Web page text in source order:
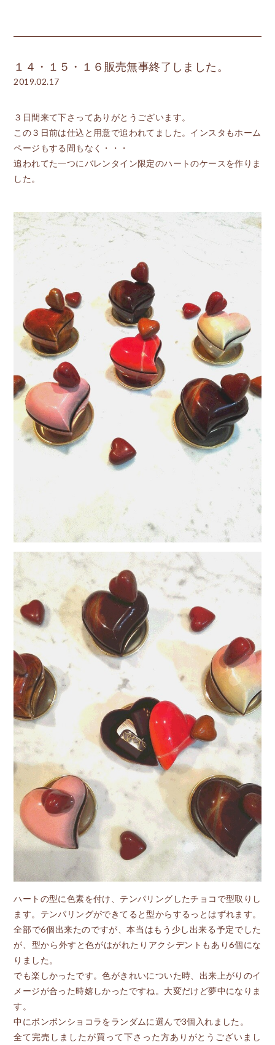
１４・１５・１６販売無事終了しました。
2019.02.17
３日間来て下さってありがとうございます。
この３日前は仕込と用意で追われてました。インスタもホーム
ページもする間もなく・・・
追われてた一つにバレンタイン限定のハートのケースを作りま
した。
ハートの型に色素を付け、テンパリングしたチョコで型取りし
ます。テンパリングができてると型からするっとはずれます。
全部で6個出来たのですが、本当はもう少し出来る予定でした
が、型から外すと色がはがれたりアクシデントもあり6個にな
りました。
でも楽しかったです。色がきれいについた時、出来上がりのイ
メージが合った時嬉しかったですね。大変だけど夢中になりま
す。
中にボンボンショコラをランダムに選んで3個入れました。
全て完売しましたが買って下さった方ありがとうございまし